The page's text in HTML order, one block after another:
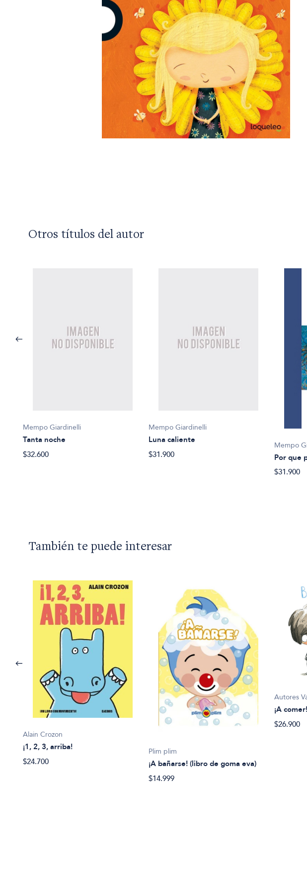
Otros títulos del autor
Mempo Giardinelli
Tanta noche
$32.600
Mempo Giardinelli
Luna caliente
$31.900
Mempo
Por que
$31.900
También te puede interesar
Alain Crozon
¡1, 2, 3, arriba!
$24.700
Plim plim
¡A bañarse! (libro de goma eva)
$14.999
Autores
¡A
$26.900